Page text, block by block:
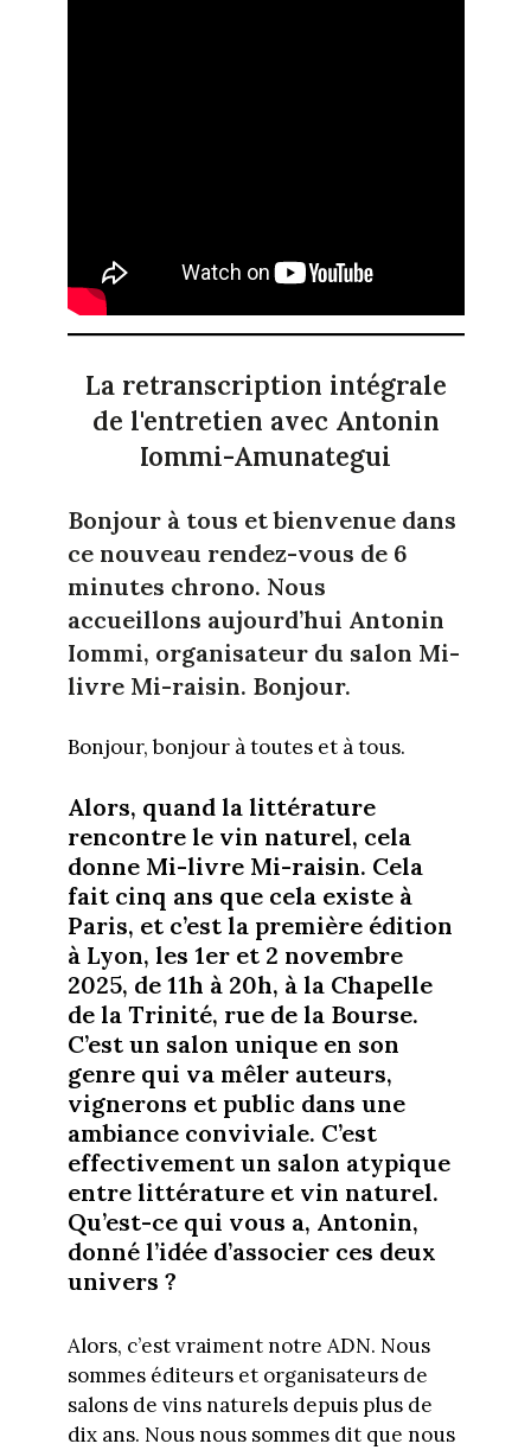
La retranscription intégrale
de l'entretien avec Antonin
Iommi-Amunategui
Bonjour à tous et bienvenue dans
ce nouveau rendez-vous de 6
minutes chrono. Nous
accueillons aujourd’hui Antonin
Iommi, organisateur du salon Mi-
livre Mi-raisin. Bonjour.
Bonjour, bonjour à toutes et à tous.
Alors, quand la littérature
rencontre le vin naturel, cela
donne Mi-livre Mi-raisin. Cela
fait cinq ans que cela existe à
Paris, et c’est la première édition
à Lyon, les 1er et 2 novembre
2025, de 11h à 20h, à la Chapelle
de la Trinité, rue de la Bourse.
C’est un salon unique en son
genre qui va mêler auteurs,
vignerons et public dans une
ambiance conviviale. C’est
effectivement un salon atypique
entre littérature et vin naturel.
Qu’est-ce qui vous a, Antonin,
donné l’idée d’associer ces deux
univers ?
Alors, c’est vraiment notre ADN. Nous
sommes éditeurs et organisateurs de
salons de vins naturels depuis plus de
dix ans. Nous nous sommes dit que nous